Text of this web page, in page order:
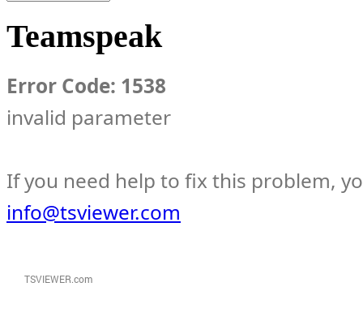
Teamspeak
Error Code: 1538
invalid parameter
If you need help to fix this problem,
info@tsviewer.com